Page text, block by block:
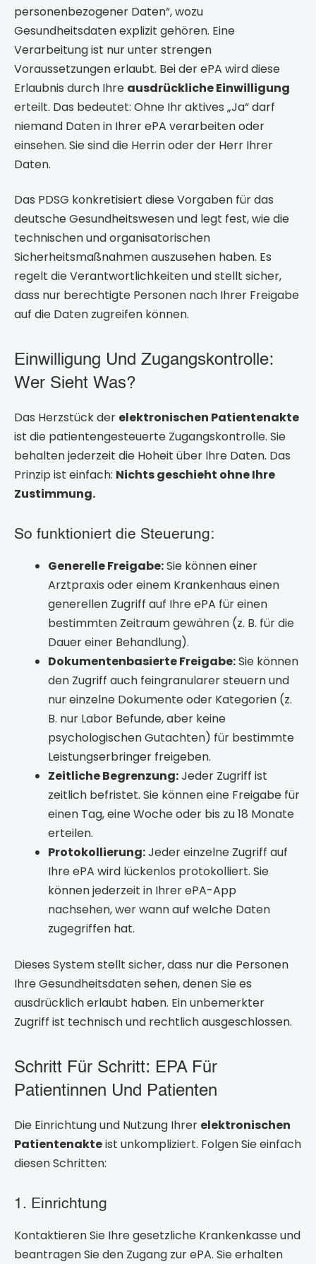
personenbezogener Daten“, wozu
Gesundheitsdaten explizit gehören. Eine
Verarbeitung ist nur unter strengen
Voraussetzungen erlaubt. Bei der ePA wird diese
Erlaubnis durch Ihre ausdrückliche Einwilligung
erteilt. Das bedeutet: Ohne Ihr aktives „Ja“ darf
niemand Daten in Ihrer ePA verarbeiten oder
einsehen. Sie sind die Herrin oder der Herr Ihrer
Daten.
Das PDSG konkretisiert diese Vorgaben für das
deutsche Gesundheitswesen und legt fest, wie die
technischen und organisatorischen
Sicherheitsmaßnahmen auszusehen haben. Es
regelt die Verantwortlichkeiten und stellt sicher,
dass nur berechtigte Personen nach Ihrer Freigabe
auf die Daten zugreifen können.
Einwilligung Und Zugangskontrolle:
Wer Sieht Was?
Das Herzstück der elektronischen Patientenakte
ist die patientengesteuerte Zugangskontrolle. Sie
behalten jederzeit die Hoheit über Ihre Daten. Das
Prinzip ist einfach: Nichts geschieht ohne Ihre
Zustimmung.
So funktioniert die Steuerung:
Generelle Freigabe:Sie können einer
Arztpraxis oder einem Krankenhaus einen
generellen Zugriff auf Ihre ePA für einen
bestimmten Zeitraum gewähren (z. B. für die
Dauer einer Behandlung).
Dokumentenbasierte Freigabe:Sie können
den Zugriff auch feingranularer steuern und
nur einzelne Dokumente oder Kategorien (z.
B. nur Labor Befunde, aber keine
psychologischen Gutachten) für bestimmte
Leistungserbringer freigeben.
Zeitliche Begrenzung:Jeder Zugriff ist
zeitlich befristet. Sie können eine Freigabe für
einen Tag, eine Woche oder bis zu 18 Monate
erteilen.
Protokollierung:Jeder einzelne Zugriff auf
Ihre ePA wird lückenlos protokolliert. Sie
können jederzeit in Ihrer ePA-App
nachsehen, wer wann auf welche Daten
zugegriffen hat.
Dieses System stellt sicher, dass nur die Personen
Ihre Gesundheitsdaten sehen, denen Sie es
ausdrücklich erlaubt haben. Ein unbemerkter
Zugriff ist technisch und rechtlich ausgeschlossen.
Schritt Für Schritt: EPA Für
Patientinnen Und Patienten
Die Einrichtung und Nutzung Ihrer elektronischen
Patientenakteist unkompliziert. Folgen Sie einfach
diesen Schritten:
1. Einrichtung
Kontaktieren Sie Ihre gesetzliche Krankenkasse und
beantragen Sie den Zugang zur ePA. Sie erhalten